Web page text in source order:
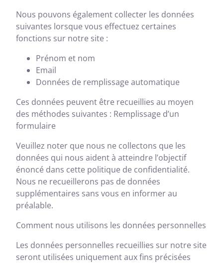
Nous pouvons également collecter les données
suivantes lorsque vous effectuez certaines
fonctions sur notre site :
Prénom et nom
Email
Données de remplissage automatique
Ces données peuvent être recueillies au moyen
des méthodes suivantes : Remplissage d’un
formulaire
Veuillez noter que nous ne collectons que les
données qui nous aident à atteindre l’objectif
énoncé dans cette politique de confidentialité.
Nous ne recueillerons pas de données
supplémentaires sans vous en informer au
préalable.
Comment nous utilisons les données personnelles
Les données personnelles recueillies sur notre site
seront utilisées uniquement aux fins précisées